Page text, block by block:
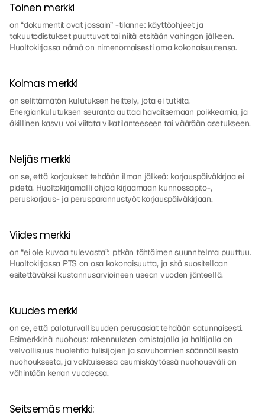
Toinen merkki
on “dokumentit ovat jossain” -tilanne: käyttöohjeet ja
takuutodistukset puuttuvat tai niitä etsitään vahingon jälkeen.
Huoltokirjassa nämä on nimenomaisesti oma kokonaisuutensa.
Kolmas merkki
on selittämätön kulutuksen heittely, jota ei tutkita.
Energiankulutuksen seuranta auttaa havaitsemaan poikkeamia, ja
äkillinen kasvu voi viitata vikatilanteeseen tai väärään asetukseen.
Neljäs merkki
on se, että korjaukset tehdään ilman jälkeä: korjauspäiväkirjaa ei
pidetä. Huoltokirjamalli ohjaa kirjaamaan kunnossapito-,
peruskorjaus- ja perusparannustyöt korjauspäiväkirjaan.
Viides merkki
on “ei ole kuvaa tulevasta”: pitkän tähtäimen suunnitelma puuttuu.
Huoltokirjassa PTS on osa kokonaisuutta, ja sitä suositellaan
esitettäväksi kustannusarvioineen usean vuoden jänteellä.
Kuudes merkki
on se, että paloturvallisuuden perusasiat tehdään satunnaisesti.
Esimerkkinä nuohous: rakennuksen omistajalla ja haltijalla on
velvollisuus huolehtia tulisijojen ja savuhormien säännöllisestä
nuohouksesta, ja vakituisessa asumiskäytössä nuohousväli on
vähintään kerran vuodessa.
Seitsemäs merkki: